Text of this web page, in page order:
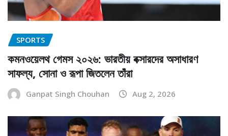
SPORTS
কমনওয়েলথ গেমস ২০২৬: ভারতীয় বক্সারদের অসাধারণ
সাফল্য, সোনা ও রূপা জিতলেন তাঁরা
Ganpat Singh Chouhan Aug 2, 2026